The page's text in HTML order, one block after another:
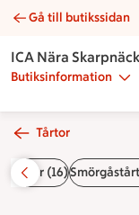
Prinsesstårta
Gå till butikssidan
ICA Nära Skarpnäck
Butiksinformation
Tårtor
Bufféer (16)